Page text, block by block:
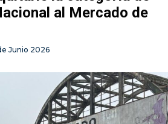
al Mercado de
Junio 2026